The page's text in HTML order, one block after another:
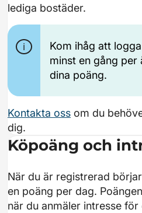
lediga bostäder.
Kom ihåg att
minst en gång per
dina poäng.
Kontakta oss om du
dig.
Köpoäng och
När du är registrerad
en poäng per dag.
när du anmäler intresse för